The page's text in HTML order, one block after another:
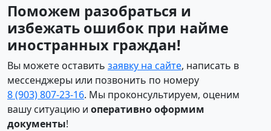
Поможем разобраться и
избежать ошибок при найме
иностранных граждан!
Вы можете оставить заявку на сайте, написать в
мессенджеры или позвонить по номеру
8 (903) 807‑23‑16. Мы проконсультируем, оценим
вашу ситуацию и оперативно оформим
документы!